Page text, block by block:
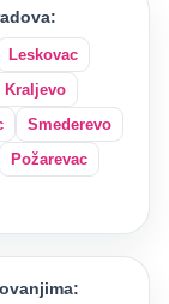
Leskovac
Kraljevo
Smederevo
Požarevac